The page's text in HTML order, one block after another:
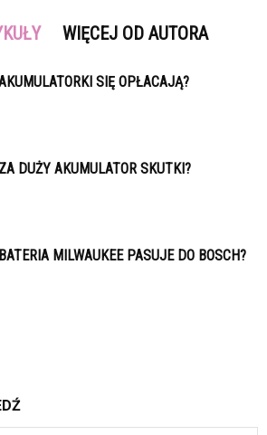
WIĘCEJ OD AUTORA
SIĘ OPŁACAJĄ?
DUŻY AKUMULATOR SKUTKI?
MILWAUKEE PASUJE DO BOSCH?